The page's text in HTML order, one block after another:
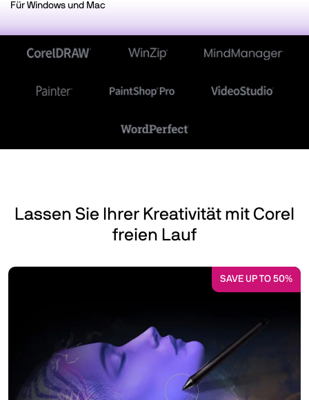
Für Windows und Mac
Lassen Sie Ihrer Kreativität mit Corel
freien Lauf
SAVE UP TO 50%